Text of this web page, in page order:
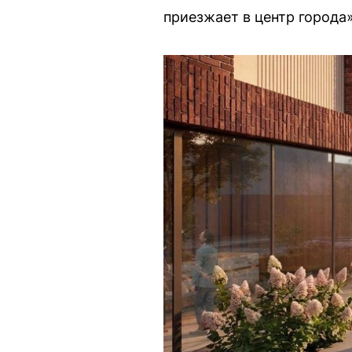
приезжает в центр